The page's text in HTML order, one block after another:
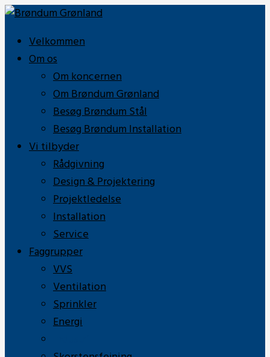
Velkommen
Om os
Om koncernen
Om Brøndum Grønland
Besøg Brøndum Stål
Besøg Brøndum Installation
Vi tilbyder
Rådgivning
Design & Projektering
Projektledelse
Installation
Service
Faggrupper
VVS
Ventilation
Sprinkler
Energi